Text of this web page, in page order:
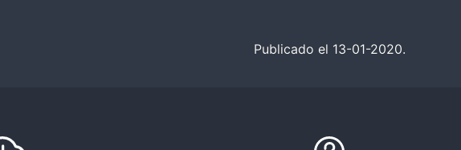
Publicado el 13-01-2020.